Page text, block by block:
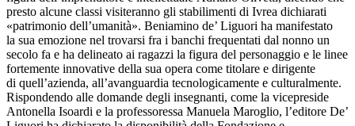
presto alcune classi visiteranno gli stabilimenti di Ivrea dichiarati
«patrimonio dell’umanità». Beniamino de’ Liguori ha manifestato
la sua emozione nel trovarsi fra i banchi frequentati dal nonno un
secolo fa e ha delineato ai ragazzi la figura del personaggio e le linee
fortemente innovative della sua opera come titolare e dirigente
di quell’azienda, all’avanguardia tecnologicamente e culturalmente.
Rispondendo alle domande degli insegnanti, come la vicepreside
Antonella Isoardi e la professoressa Manuela Maroglio, l’editore De’